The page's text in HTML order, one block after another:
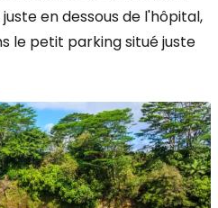
en dessous de l'hôpital,
le petit parking situé juste